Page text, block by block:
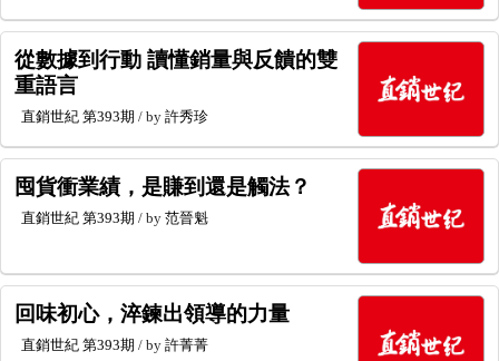
從數據到行動 讀懂銷量與反饋的雙
重語言
直銷世紀 第393期 / by 許秀珍
囤貨衝業績，是賺到還是觸法？
直銷世紀 第393期 / by 范晉魁
回味初心，淬鍊出領導的力量
直銷世紀 第393期 / by 許菁菁